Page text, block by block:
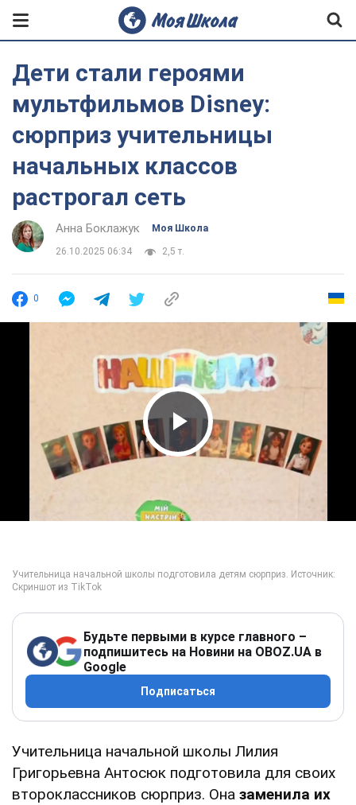
Дети стали героями
мультфильмов Disney:
сюрприз учительницы
начальных классов
растрогал сеть
Анна Боклажук Моя Школа
26.10.2025 06:34 2,5 т.
0
Play Video
Будьте первыми в курсе главного –
подпишитесь на Новини на OBOZ.UA в
Google
Подписаться
Учительница начальной школы Лилия
Григорьевна Антосюк подготовила для своих
второклассников сюрприз. Она заменила их